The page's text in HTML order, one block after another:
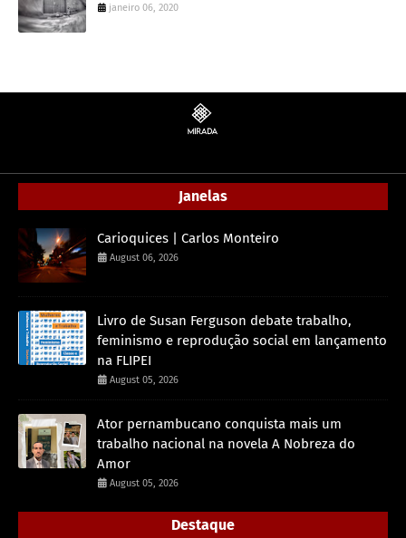
janeiro 06, 2020
Janelas
Carioquices | Carlos Monteiro
August 06, 2026
Livro de Susan Ferguson debate trabalho,
feminismo e reprodução social em lançamento
na FLIPEI
August 05, 2026
Ator pernambucano conquista mais um
trabalho nacional na novela A Nobreza do
Amor
August 05, 2026
Destaque